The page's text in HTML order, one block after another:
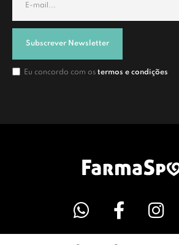
Subscrever Newsletter
Eu concordo com os termos e condições